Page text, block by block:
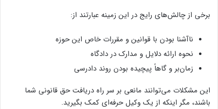
برخی از چالش‌های رایج در این زمینه عبارتند از:
ناآشنا بودن با قوانین و مقررات خاص این حوزه
نحوه ارائه دلایل و مدارک در دادگاه
زمان‌بر و گاهاً پیچیده بودن روند دادرسی
این مشکلات می‌توانند مانعی بر سر راه دریافت حق قانونی شما
باشند، مگر اینکه از یک وکیل حرفه‌ای کمک بگیرید.